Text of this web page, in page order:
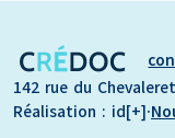
142 rue du
Réalisation : id[+]·